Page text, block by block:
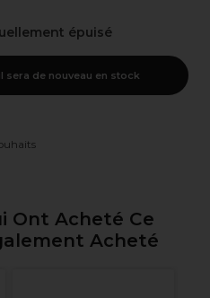
épuisé
sera de nouveau en stock
Ont Acheté Ce
Acheté